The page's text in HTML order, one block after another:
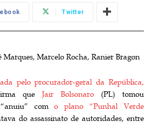
Twitter
Marques, Marcelo Rocha, Ranier Bragon
pelo procurador-geral da República,
que Jair Bolsonaro (PL) tomou
“anuiu” como plano “Punhal Verde
do assassinato de autoridades, entre